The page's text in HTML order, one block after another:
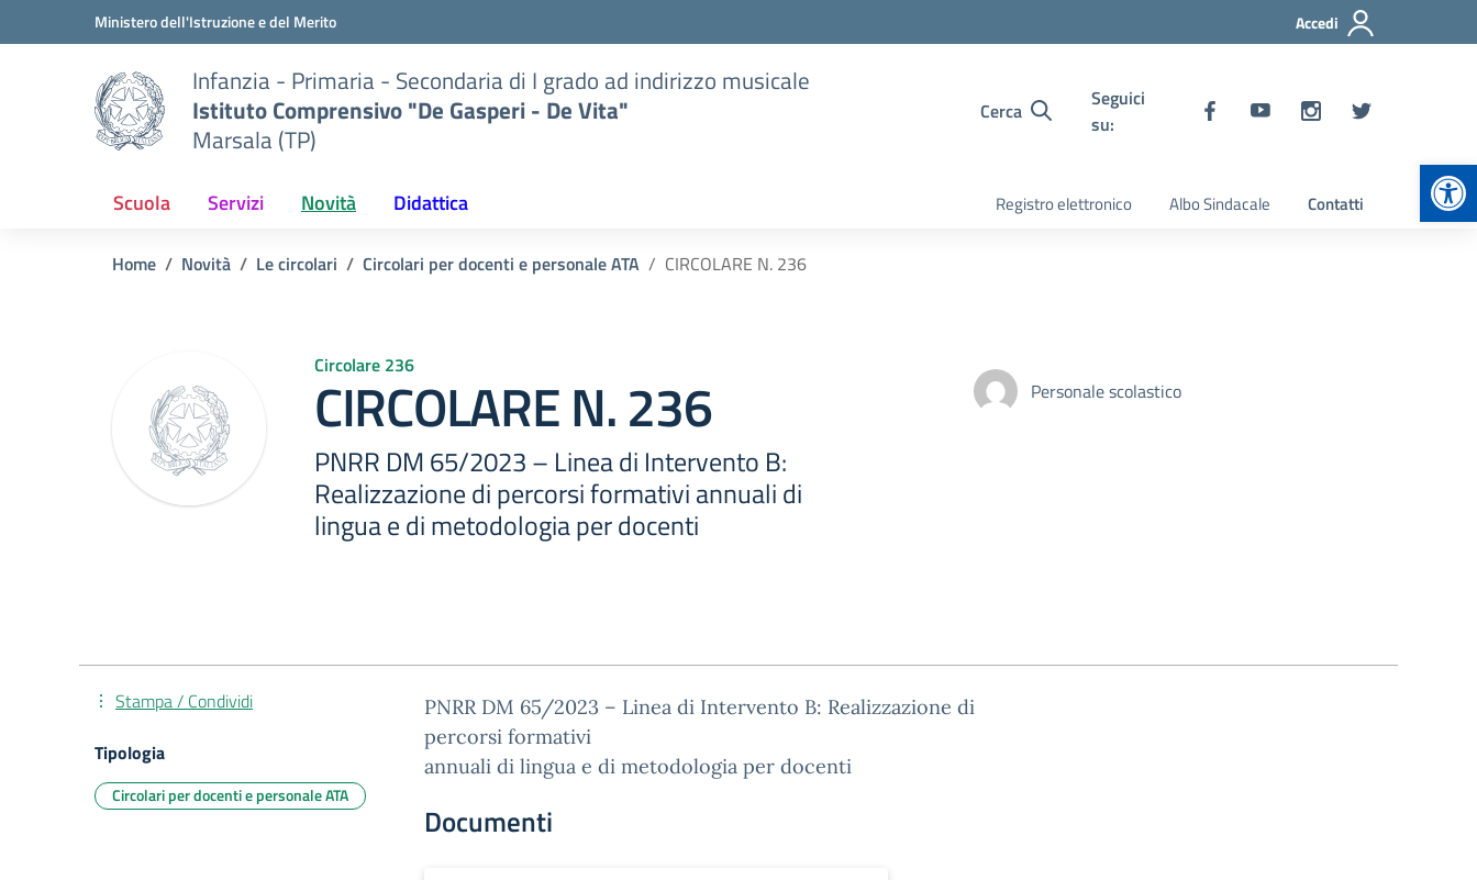
Vai ai contenuti
Vai al menu di navigazioneMinistero dell'Istruzione e del Merito Accedi
Infanzia - Primaria - Secondaria di I grado ad indirizzo musicale
Istituto Comprensivo "De Gasperi - De Vita"
Marsala (TP)
Cerca
Seguici
su:
Scuola Servizi Novità Didattica Registro elettronico Albo Sindacale Contatti
Home Novità Le circolari Circolari per docenti e personale ATA CIRCOLARE N. 236
Circolare 236
CIRCOLARE N. 236
PNRR DM 65/2023 – Linea di Intervento B:
Realizzazione di percorsi formativi annuali di
lingua e di metodologia per docenti
Personale scolastico
PNRR DM 65/2023 – Linea di Intervento B: Realizzazione di
percorsi formativi
annuali di lingua e di metodologia per docenti
Documenti
Stampa / Condividi
Tipologia
Circolari per docenti e personale ATA